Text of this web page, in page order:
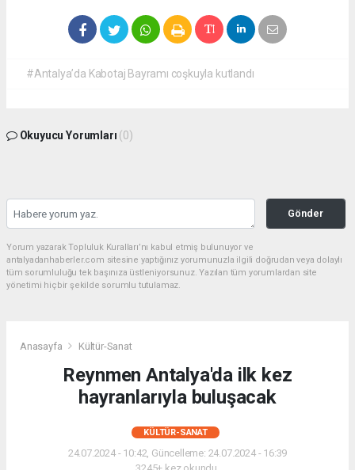
#Antalya’da Kabotaj Bayramı coşkuyla kutlandı
Okuyucu Yorumları (0)
Gönder
Yorum yazarak Topluluk Kuralları’nı kabul etmiş bulunuyor ve
antalyadanhaberler.com sitesine yaptığınız yorumunuzla ilgili doğrudan veya dolaylı
tüm sorumluluğu tek başınıza üstleniyorsunuz. Yazılan tüm yorumlardan site
yönetimi hiçbir şekilde sorumlu tutulamaz.
Anasayfa Kültür-Sanat
Reynmen Antalya'da ilk kez
hayranlarıyla buluşacak
KÜLTÜR-SANAT
24.07.2024 - 10:42, Güncelleme: 24.07.2024 - 16:39